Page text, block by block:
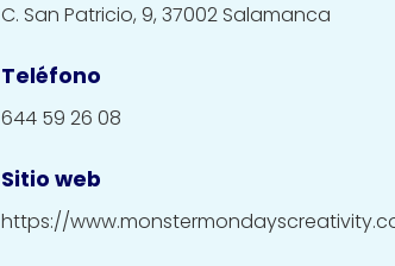
C. San Patricio, 9, 37002 Salamanca
Teléfono
644 59 26 08
Sitio web
https://